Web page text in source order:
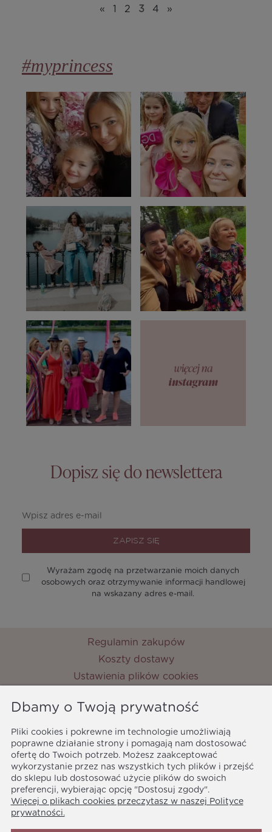
« 1 2 3 4 »
#myprincess
Dopisz się do newslettera
ZAPISZ SIĘ
Wyrażam zgodę na przetwarzanie moich danych
osobowych oraz otrzymywanie informacji handlowej
na wskazany adres e-mail.
Regulamin zakupów
Koszty dostawy
Ustawienia plików cookies
Metody płatności
Ochrona danych osobowych
Polityka prywatności
MyPrincess
ul. Nocznickiego 33
01-918 Warszawa
Dbamy o Twoją prywatność
Pliki cookies i pokrewne im technologie umożliwiają
poprawne działanie strony i pomagają nam dostosować
ofertę do Twoich potrzeb. Możesz zaakceptować
wykorzystanie przez nas wszystkich tych plików i przejść
do sklepu lub dostosować użycie plików do swoich
preferencji, wybierając opcję "Dostosuj zgody".
Więcej o plikach cookies przeczytasz w naszej Polityce
prywatności.